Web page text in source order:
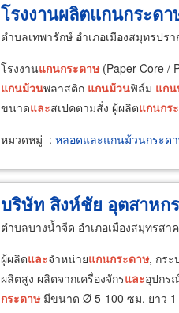
โรงงานผลิตแกนกระด
ตำบลเทพารักษ์ อำเภอเมืองสมุทรปร
โรงงานแกนกระดาษ (Paper Core /
แกนม้วนพลาสติก แกนม้วนฟิล์ม แกน
ขนาดและสเปคตามสั่ง ผู้ผลิตแกนกร
หมวดหมู่ : หลอดและแกนม้วนกระด
บริษัท สิงห์ชัย อุตสาหก
ตำบลบางน้ำจืด อำเภอเมืองสมุทรสา
ผู้ผลิตและจำหน่ายแกนกระดาษ, กระ
ผลิตสูง ผลิตจากเครื่องจักรและอุปกร
กระดาษ มีขนาด Ø 5-100 ซม. ยาว